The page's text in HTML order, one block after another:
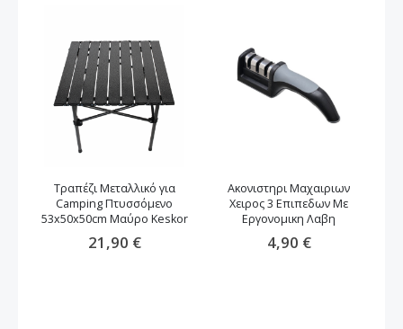
Τραπέζι Μεταλλικό για
Camping Πτυσσόμενο
53x50x50cm Μαύρο Keskor
21,90 €
Ακονιστηρι Μαχαιριων
Χειρος 3 Επιπεδων Με
Εργονομικη Λαβη
4,90 €